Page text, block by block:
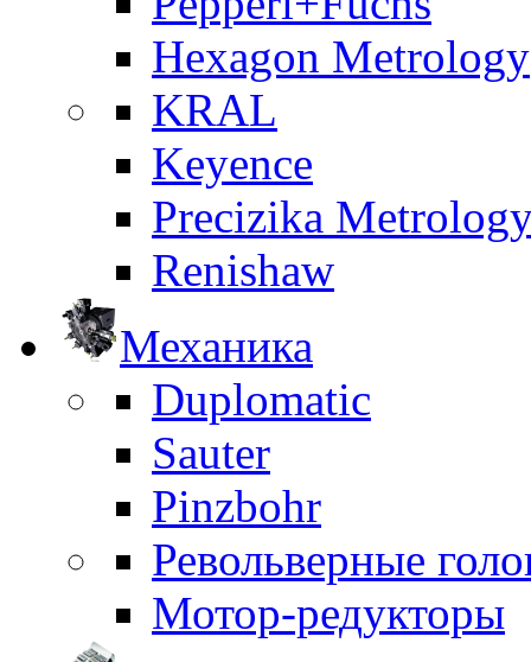
Hexagon Metrology
KRAL
Keyence
Precizika
Renishaw
Механика
Duplomatic
Sauter
Pinzbohr
Револьверные
Мотор-редукторы